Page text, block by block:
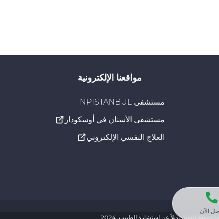
مواقعنا الإلكترونية
مستشفى NPİSTANBUL
مستشفى الأسنان في أوسكودار
العلاج النفسي الإلكتروني
ليست بديلاً عن استشارة الطبيب. 2024
الآن